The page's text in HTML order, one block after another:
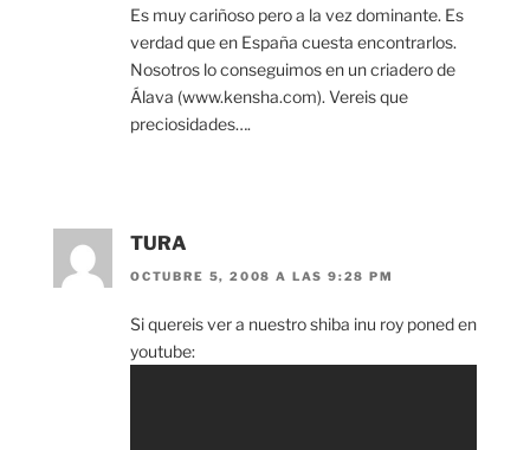
Es muy cariñoso pero a la vez dominante. Es
verdad que en España cuesta encontrarlos.
Nosotros lo conseguimos en un criadero de
Álava (www.kensha.com). Vereis que
preciosidades….
TURA
OCTUBRE 5, 2008 A LAS 9:28 PM
Si quereis ver a nuestro shiba inu roy poned en
youtube: